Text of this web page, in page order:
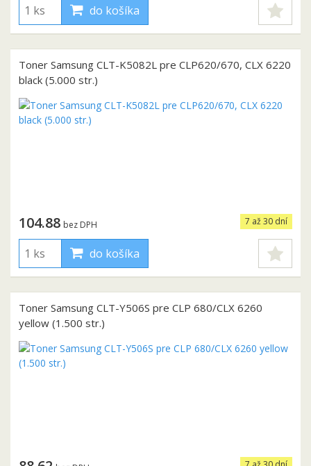
do košíka
Toner Samsung CLT-K5082L pre CLP620/670, CLX 6220
black (5.000 str.)
7 až 30 dní
104.88 bez DPH
do košíka
Toner Samsung CLT-Y506S pre CLP 680/CLX 6260
yellow (1.500 str.)